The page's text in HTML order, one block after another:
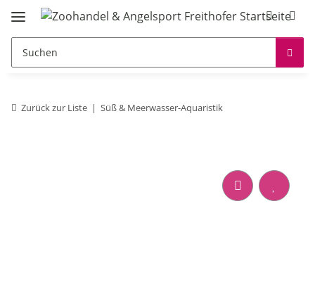
Zurück zur Liste Süß & Meerwasser-Aquaristik